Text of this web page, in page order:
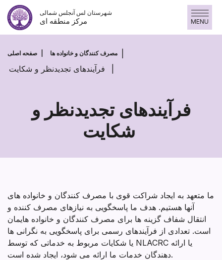
پرش
محتوا
شهرستان لس آنجلس شمالی
مرکز منطقه ای MENU
صفحه اصلی مصرف کنندگان و خانواده ها
فرآیندهای تجدیدنظر و
فرآیندهای
ما متعهد به ایجاد شراکت قوی با مصرف کنندگان و خانواده های
آنها هستیم. هدف ما پاسخگویی به نیازهای مصرف کننده و
انتقال شفاف گزینه ها برای مصرف کنندگان و خانواده هایمان
است. تعدادی از فرآیندهای رسمی برای پاسخگویی به نگرانی ها
یا شکایات مربوط به خدماتی که توسط NLACRC یا ارائه
دهندگان خدمات ما ارائه می شود، ایجاد شده است.